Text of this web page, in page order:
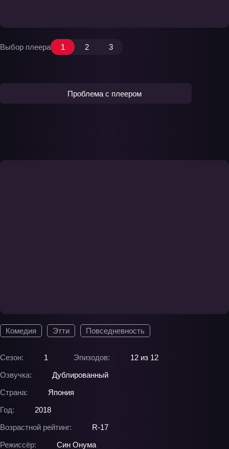
Комедия Этти Повседневность
Сезон: 1 Эпизодов:
12 из 12
Озвучка:
Дублированный
Страна:
Япония
Год:
2018
Возрастной рейтинг:
R-17
Режиссёр:
Син Онума
Выбор плеера 1 2 3
Проблема с плеером